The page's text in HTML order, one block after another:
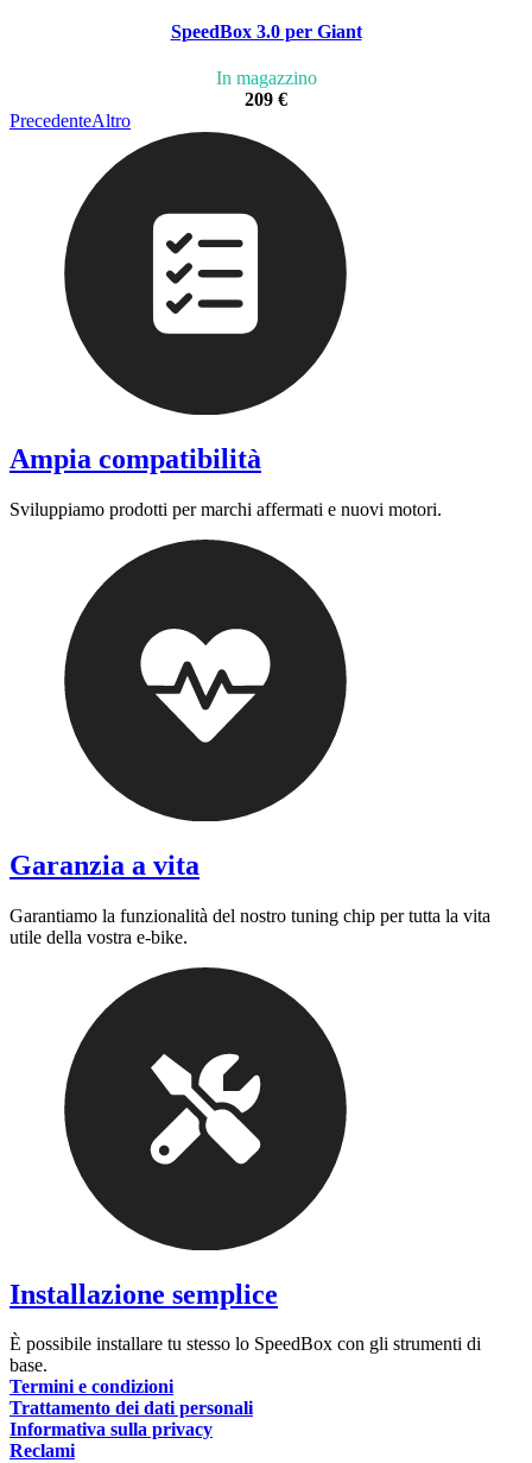
SpeedBox 3.0 per Giant
In magazzino
209 €
PrecedenteAltro
Ampia compatibilità
Sviluppiamo prodotti per marchi affermati e nuovi motori.
Garanzia a vita
Garantiamo la funzionalità del nostro tuning chip per tutta la vita
utile della vostra e-bike.
Installazione semplice
È possibile installare tu stesso lo SpeedBox con gli strumenti di
base.
Termini e condizioni
Trattamento dei dati personali
Informativa sulla privacy
Reclami